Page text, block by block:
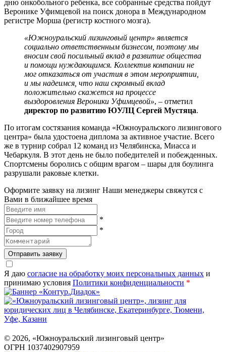
дню онкобольного ребенка, все собранные средства пойдут
Веронике Уфимцевой на поиск донора в Международном
регистре Морша (регистр костного мозга).
«Южноуральский лизинговый центр» является
социально ответственным бизнесом, поэтому мы
вносим свой посильный вклад в развитие общества
и помощи нуждающимся. Коллектив компании не
мог отказаться от участия в этом мероприятии,
и мы надеимся, что наш скромный вклад
положительно скажется на процессе
выздоровления Вероники Уфимцевой», – отметил
директор по развитию ЮУЛЦ Сергей Мустяца.
По итогам состязания команда «Южноуральского лизингового
центра» была удостоена диплома за активное участие. Всего
же в турнир собрал 12 команд из Челябинска, Миасса и
Чебаркуля. В этот день не было победителей и побежденных.
Спортсмены боролись с общим врагом – шары для боулинга
разрушали раковые клетки.
Оформите заявку на лизинг Наши менеджеры свяжутся с
Вами в ближайшее время
*
*
Отправить заявку
Я даю согласие на обработку моих персональных данных и
принимаю условия Политики конфиденциальности *
© 2026, «Южноуральский лизинговый центр»
ОГРН 1037402907959